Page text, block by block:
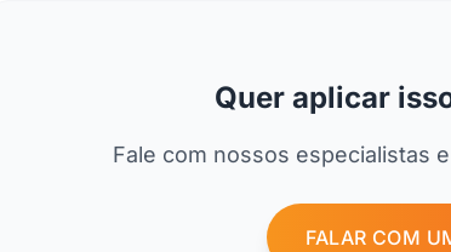
Quer aplicar
Fale com nossos especialistas
FALAR COM